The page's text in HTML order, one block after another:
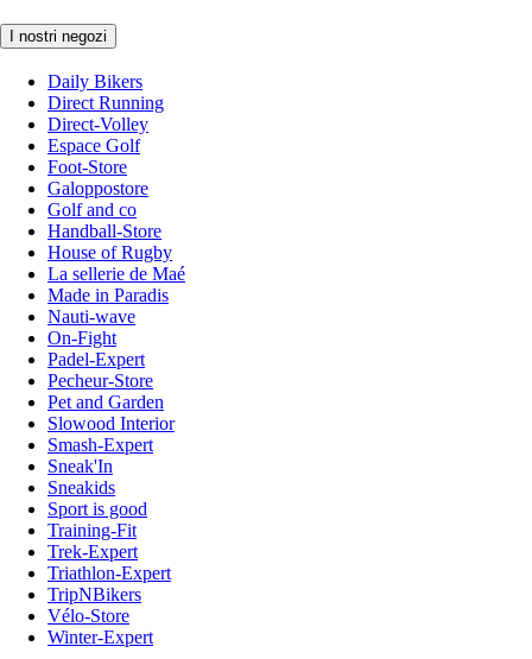
I nostri negozi
Daily Bikers
Direct Running
Direct-Volley
Espace Golf
Foot-Store
Galoppostore
Golf and co
Handball-Store
House of Rugby
La sellerie de Maé
Made in Paradis
Nauti-wave
On-Fight
Padel-Expert
Pecheur-Store
Pet and Garden
Slowood Interior
Smash-Expert
Sneak'In
Sneakids
Sport is good
Training-Fit
Trek-Expert
Triathlon-Expert
TripNBikers
Vélo-Store
Winter-Expert